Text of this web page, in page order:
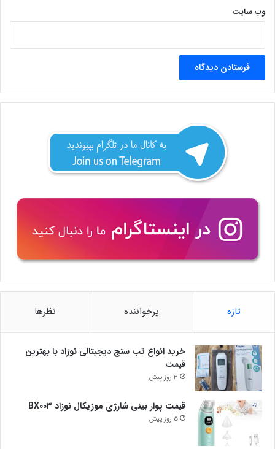
وب‌ سایت
تازه پرخواننده نظرها
خرید انواع تب سنج دیجیتالی نوزاد با بهترین
قیمت
3 روز پیش
قیمت پوار بینی شارژی موزیکال نوزاد BX003
5 روز پیش